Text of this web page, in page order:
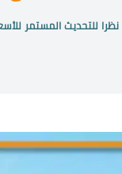
نظرا للتحديث المستمر